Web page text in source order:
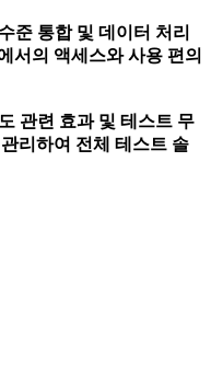
준 통합 및 데이터 처리
서의 액세스와 사용 편의
관련 효과 및 테스트 무
리하여 전체 테스트 솔